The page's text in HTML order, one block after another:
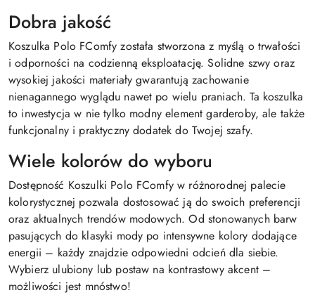
Dobra jakość
Koszulka Polo FComfy została stworzona z myślą o trwałości
i odporności na codzienną eksploatację. Solidne szwy oraz
wysokiej jakości materiały gwarantują zachowanie
nienagannego wyglądu nawet po wielu praniach. Ta koszulka
to inwestycja w nie tylko modny element garderoby, ale także
funkcjonalny i praktyczny dodatek do Twojej szafy.
Wiele kolorów do wyboru
Dostępność Koszulki Polo FComfy w różnorodnej palecie
kolorystycznej pozwala dostosować ją do swoich preferencji
oraz aktualnych trendów modowych. Od stonowanych barw
pasujących do klasyki mody po intensywne kolory dodające
energii – każdy znajdzie odpowiedni odcień dla siebie.
Wybierz ulubiony lub postaw na kontrastowy akcent –
możliwości jest mnóstwo!